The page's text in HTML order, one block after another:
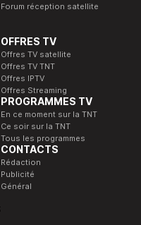
Forum réception satellite
OFFRES TV
Offres TV satellite
Offres TV TNT
Offres IPTV
Offres Streaming
PROGRAMMES TV
En ce moment sur la TNT
Ce soir sur la TNT
Tous les programmes
CONTACTS
Rédaction
Publicité
Général